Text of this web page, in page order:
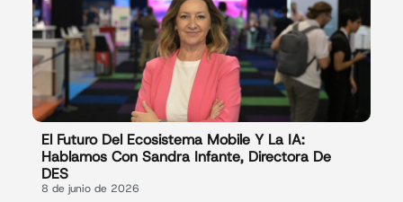
El Futuro Del Ecosistema Mobile Y La IA:
Hablamos Con Sandra Infante, Directora De
DES
8 de junio de 2026